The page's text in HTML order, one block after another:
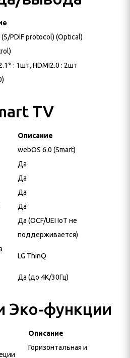
PDIF protocol) (Optical)
: 1шт, HDMI2.0 : 2шт
TV
Описание
webOS 6.0 (Smart)
Да
Да
Да
Да
Да (OCF/UEI IoT не
поддерживается)
LG ThinQ
Да (до 4K/30Гц)
Эко-функции
Описание
Горизонтальная и